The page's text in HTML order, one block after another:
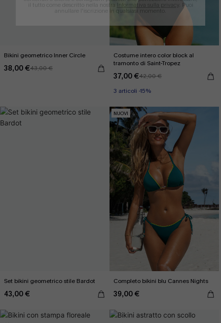
Bikini geometrico Inner Circle
38,00 €43,00 €
Costume intero color block al
tramonto di Saint-Tropez
37,00 €42,00 €
3 articoli -15%
Set bikini geometrico stile Bardot
43,00 €
NUOVI
Completo bikini blu Cannes Nights
39,00 €
il tutto come descritto nella nostra Informativa sulla privacy . Puoi
annullare l'iscrizione in qualsiasi momento.